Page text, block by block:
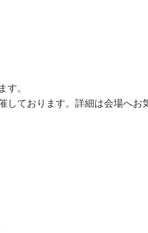
す。
しております。詳細は会場へお